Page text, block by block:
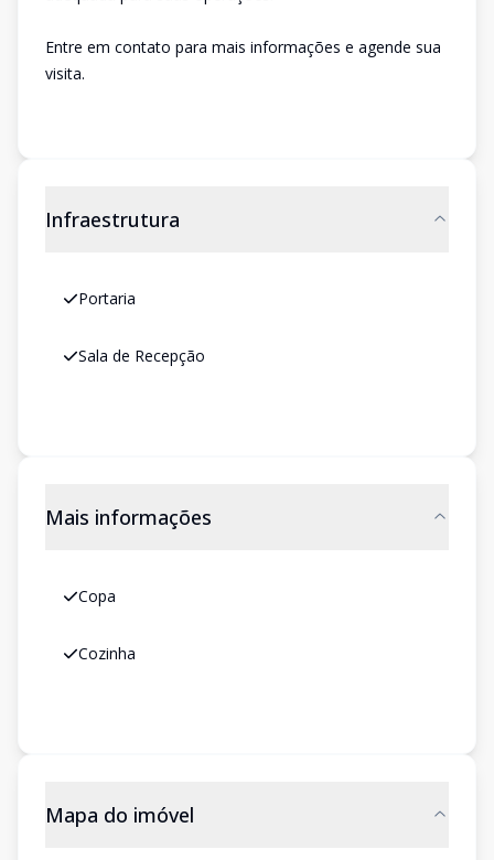
Entre em contato para mais informações e agende sua
visita.
Infraestrutura
Portaria
Sala de Recepção
Mais informações
Copa
Cozinha
Mapa do imóvel